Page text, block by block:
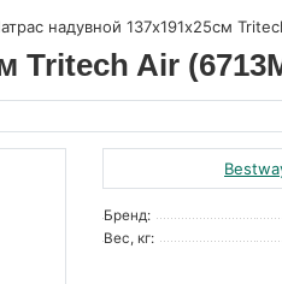
надувной 137х191х25см
Tritech Air
Бренд:
Вес, кг: